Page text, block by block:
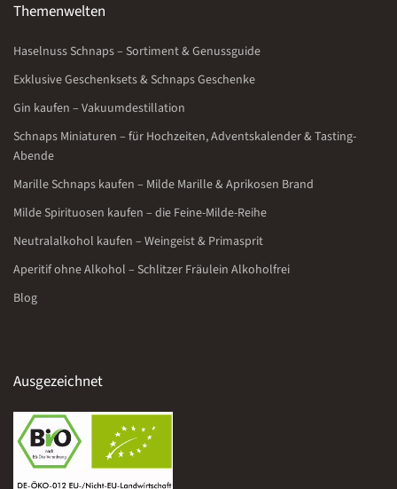
Themenwelten
Haselnuss Schnaps – Sortiment & Genussguide
Exklusive Geschenksets & Schnaps Geschenke
Gin kaufen – Vakuumdestillation
Schnaps Miniaturen – für Hochzeiten, Adventskalender & Tasting-
Abende
Marille Schnaps kaufen – Milde Marille & Aprikosen Brand
Milde Spirituosen kaufen – die Feine-Milde-Reihe
Neutralalkohol kaufen – Weingeist & Primasprit
Aperitif ohne Alkohol – Schlitzer Fräulein Alkoholfrei
Blog
Ausgezeichnet